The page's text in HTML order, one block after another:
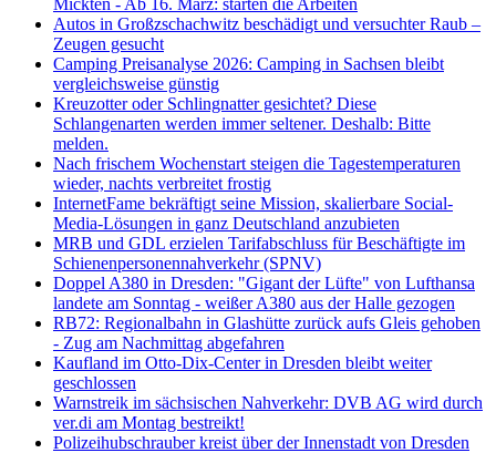
Autos in Großzschachwitz beschädigt und versuchter Raub –
Zeugen gesucht
Camping Preisanalyse 2026: Camping in Sachsen bleibt
vergleichsweise günstig
Kreuzotter oder Schlingnatter gesichtet? Diese
Schlangenarten werden immer seltener. Deshalb: Bitte
melden.
Nach frischem Wochenstart steigen die Tagestemperaturen
wieder, nachts verbreitet frostig
InternetFame bekräftigt seine Mission, skalierbare Social-
Media-Lösungen in ganz Deutschland anzubieten
MRB und GDL erzielen Tarifabschluss für Beschäftigte im
Schienenpersonennahverkehr (SPNV)
Doppel A380 in Dresden: "Gigant der Lüfte" von Lufthansa
landete am Sonntag - weißer A380 aus der Halle gezogen
RB72: Regionalbahn in Glashütte zurück aufs Gleis gehoben
- Zug am Nachmittag abgefahren
Kaufland im Otto-Dix-Center in Dresden bleibt weiter
geschlossen
Warnstreik im sächsischen Nahverkehr: DVB AG wird durch
ver.di am Montag bestreikt!
Polizeihubschrauber kreist über der Innenstadt von Dresden